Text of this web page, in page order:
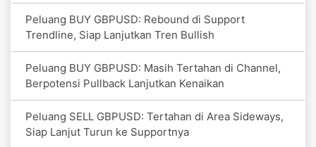
Peluang BUY GBPUSD: Rebound di Support
Trendline, Siap Lanjutkan Tren Bullish
Peluang BUY GBPUSD: Masih Tertahan di Channel,
Berpotensi Pullback Lanjutkan Kenaikan
Peluang SELL GBPUSD: Tertahan di Area Sideways,
Siap Lanjut Turun ke Supportnya